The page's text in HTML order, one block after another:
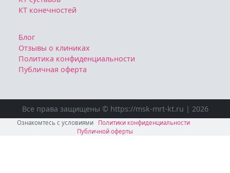
КТ конечностей
Блог
Отзывы о клиниках
Политика конфиденциальности
Публичная оферта
Все права защищены © https://msk-mrt-kt.ru | 2026
Ознакомтесь с условиями
Политики конфиденциальности
Публичной оферты